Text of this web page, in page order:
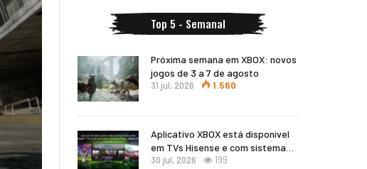
Top 5 - Semanal
Próxima semana em XBOX: novos
jogos de 3 a 7 de agosto
31 jul, 2026 1.560
Aplicativo XBOX está disponível
em TVs Hisense e com sistema…
30 jul, 2026 199